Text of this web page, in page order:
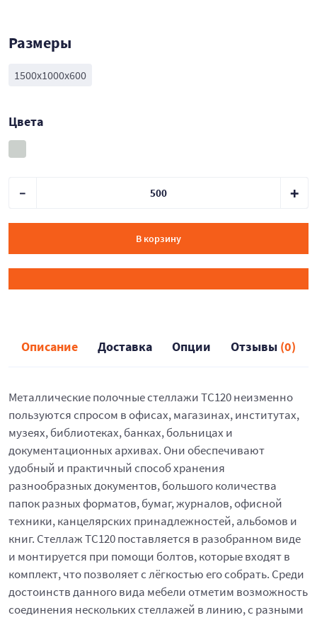
Размеры
1500х1000х600
Цвета
В корзину
Описание Доставка Опции Отзывы (0)
Металлические полочные стеллажи ТС120 неизменно
пользуются спросом в офисах, магазинах, институтах,
музеях, библиотеках, банках, больницах и
документационных архивах. Они обеспечивают
удобный и практичный способ хранения
разнообразных документов, большого количества
папок разных форматов, бумаг, журналов, офисной
техники, канцелярских принадлежностей, альбомов и
книг. Стеллаж ТС120 поставляется в разобранном виде
и монтируется при помощи болтов, которые входят в
комплект, что позволяет с лёгкостью его собрать. Среди
достоинств данного вида мебели отметим возможность
соединения нескольких стеллажей в линию, с разными